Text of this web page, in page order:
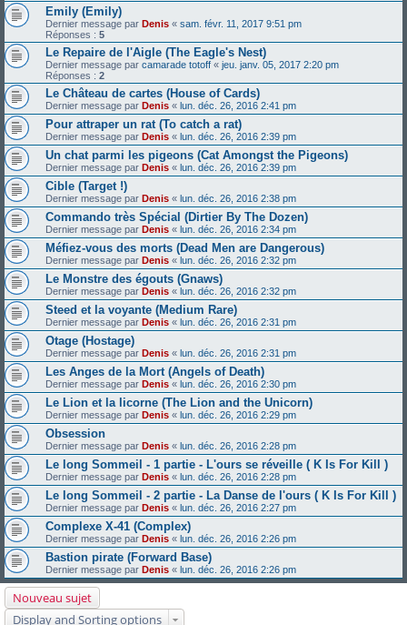
Emily (Emily)
Dernier message par Denis « sam. févr. 11, 2017 9:51 pm
Réponses : 5
Le Repaire de l'Aigle (The Eagle's Nest)
Dernier message par camarade totoff « jeu. janv. 05, 2017 2:20 pm
Réponses : 2
Le Château de cartes (House of Cards)
Dernier message par Denis « lun. déc. 26, 2016 2:41 pm
Pour attraper un rat (To catch a rat)
Dernier message par Denis « lun. déc. 26, 2016 2:39 pm
Un chat parmi les pigeons (Cat Amongst the Pigeons)
Dernier message par Denis « lun. déc. 26, 2016 2:39 pm
Cible (Target !)
Dernier message par Denis « lun. déc. 26, 2016 2:38 pm
Commando très Spécial (Dirtier By The Dozen)
Dernier message par Denis « lun. déc. 26, 2016 2:34 pm
Méfiez-vous des morts (Dead Men are Dangerous)
Dernier message par Denis « lun. déc. 26, 2016 2:32 pm
Le Monstre des égouts (Gnaws)
Dernier message par Denis « lun. déc. 26, 2016 2:32 pm
Steed et la voyante (Medium Rare)
Dernier message par Denis « lun. déc. 26, 2016 2:31 pm
Otage (Hostage)
Dernier message par Denis « lun. déc. 26, 2016 2:31 pm
Les Anges de la Mort (Angels of Death)
Dernier message par Denis « lun. déc. 26, 2016 2:30 pm
Le Lion et la licorne (The Lion and the Unicorn)
Dernier message par Denis « lun. déc. 26, 2016 2:29 pm
Obsession
Dernier message par Denis « lun. déc. 26, 2016 2:28 pm
Le long Sommeil - 1 partie - L'ours se réveille ( K Is For Kill )
Dernier message par Denis « lun. déc. 26, 2016 2:28 pm
Le long Sommeil - 2 partie - La Danse de l'ours ( K Is For Kill )
Dernier message par Denis « lun. déc. 26, 2016 2:27 pm
Complexe X-41 (Complex)
Dernier message par Denis « lun. déc. 26, 2016 2:26 pm
Bastion pirate (Forward Base)
Dernier message par Denis « lun. déc. 26, 2016 2:26 pm
Nouveau sujet
Display and Sorting options